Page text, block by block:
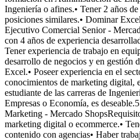
Ingeniería o afines.• Tener 2 años
posiciones similares.• Dominar
Ejecutivo Comercial Senior -
con 4 años de experiencia
Tener experiencia de trabajo en
desarrollo de negocios y en gestión
Excel.• Poseer experiencia en el
conocimientos de marketing digital,
estudiante de las carreras de
Empresas o Economía, es
Marketing - Mercado
marketing digital o ecommerce.•
contenido con agencias• Haber